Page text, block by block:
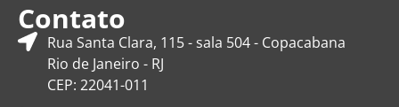
Contato
Rua Santa Clara, 115 - sala 504 - Copacabana
Rio de Janeiro - RJ
CEP: 22041-011